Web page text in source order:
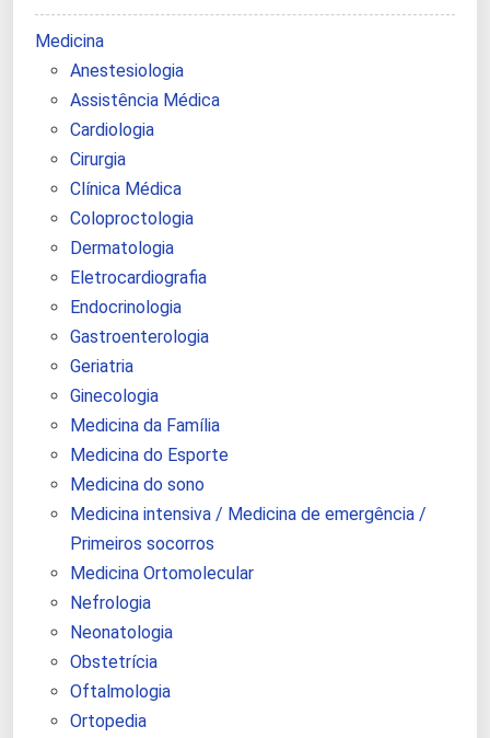
Medicina
Anestesiologia
Assistência Médica
Cardiologia
Cirurgia
Clínica Médica
Coloproctologia
Dermatologia
Eletrocardiografia
Endocrinologia
Gastroenterologia
Geriatria
Ginecologia
Medicina da Família
Medicina do Esporte
Medicina do sono
Medicina intensiva / Medicina de emergência /
Primeiros socorros
Medicina Ortomolecular
Nefrologia
Neonatologia
Obstetrícia
Oftalmologia
Ortopedia